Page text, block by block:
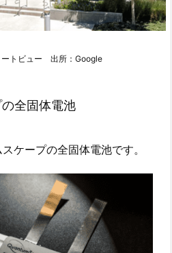
ートビュー 出所：Google
全固体電池
ケープの全固体電池です。